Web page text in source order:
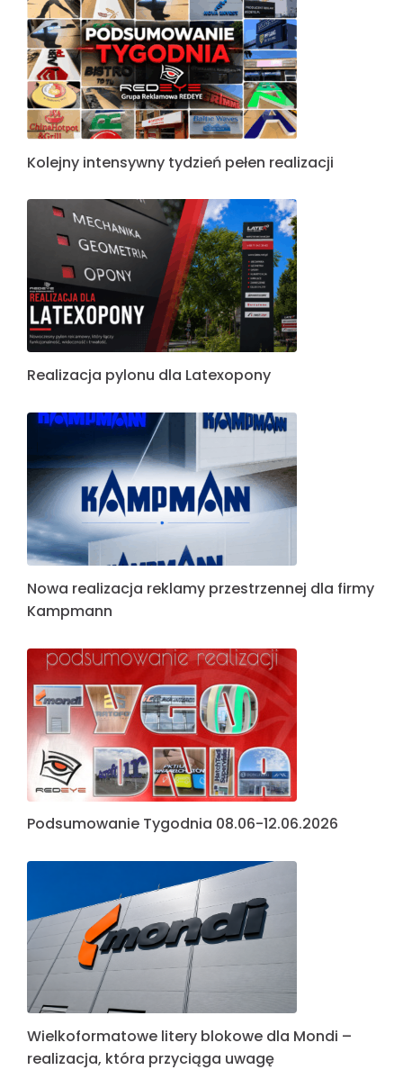
Kolejny intensywny tydzień pełen realizacji
Realizacja pylonu dla Latexopony
Nowa realizacja reklamy przestrzennej dla firmy
Kampmann
Podsumowanie Tygodnia 08.06-12.06.2026
Wielkoformatowe litery blokowe dla Mondi –
realizacja, która przyciąga uwagę